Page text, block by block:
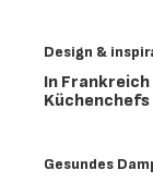
Design &
In
Gesundes